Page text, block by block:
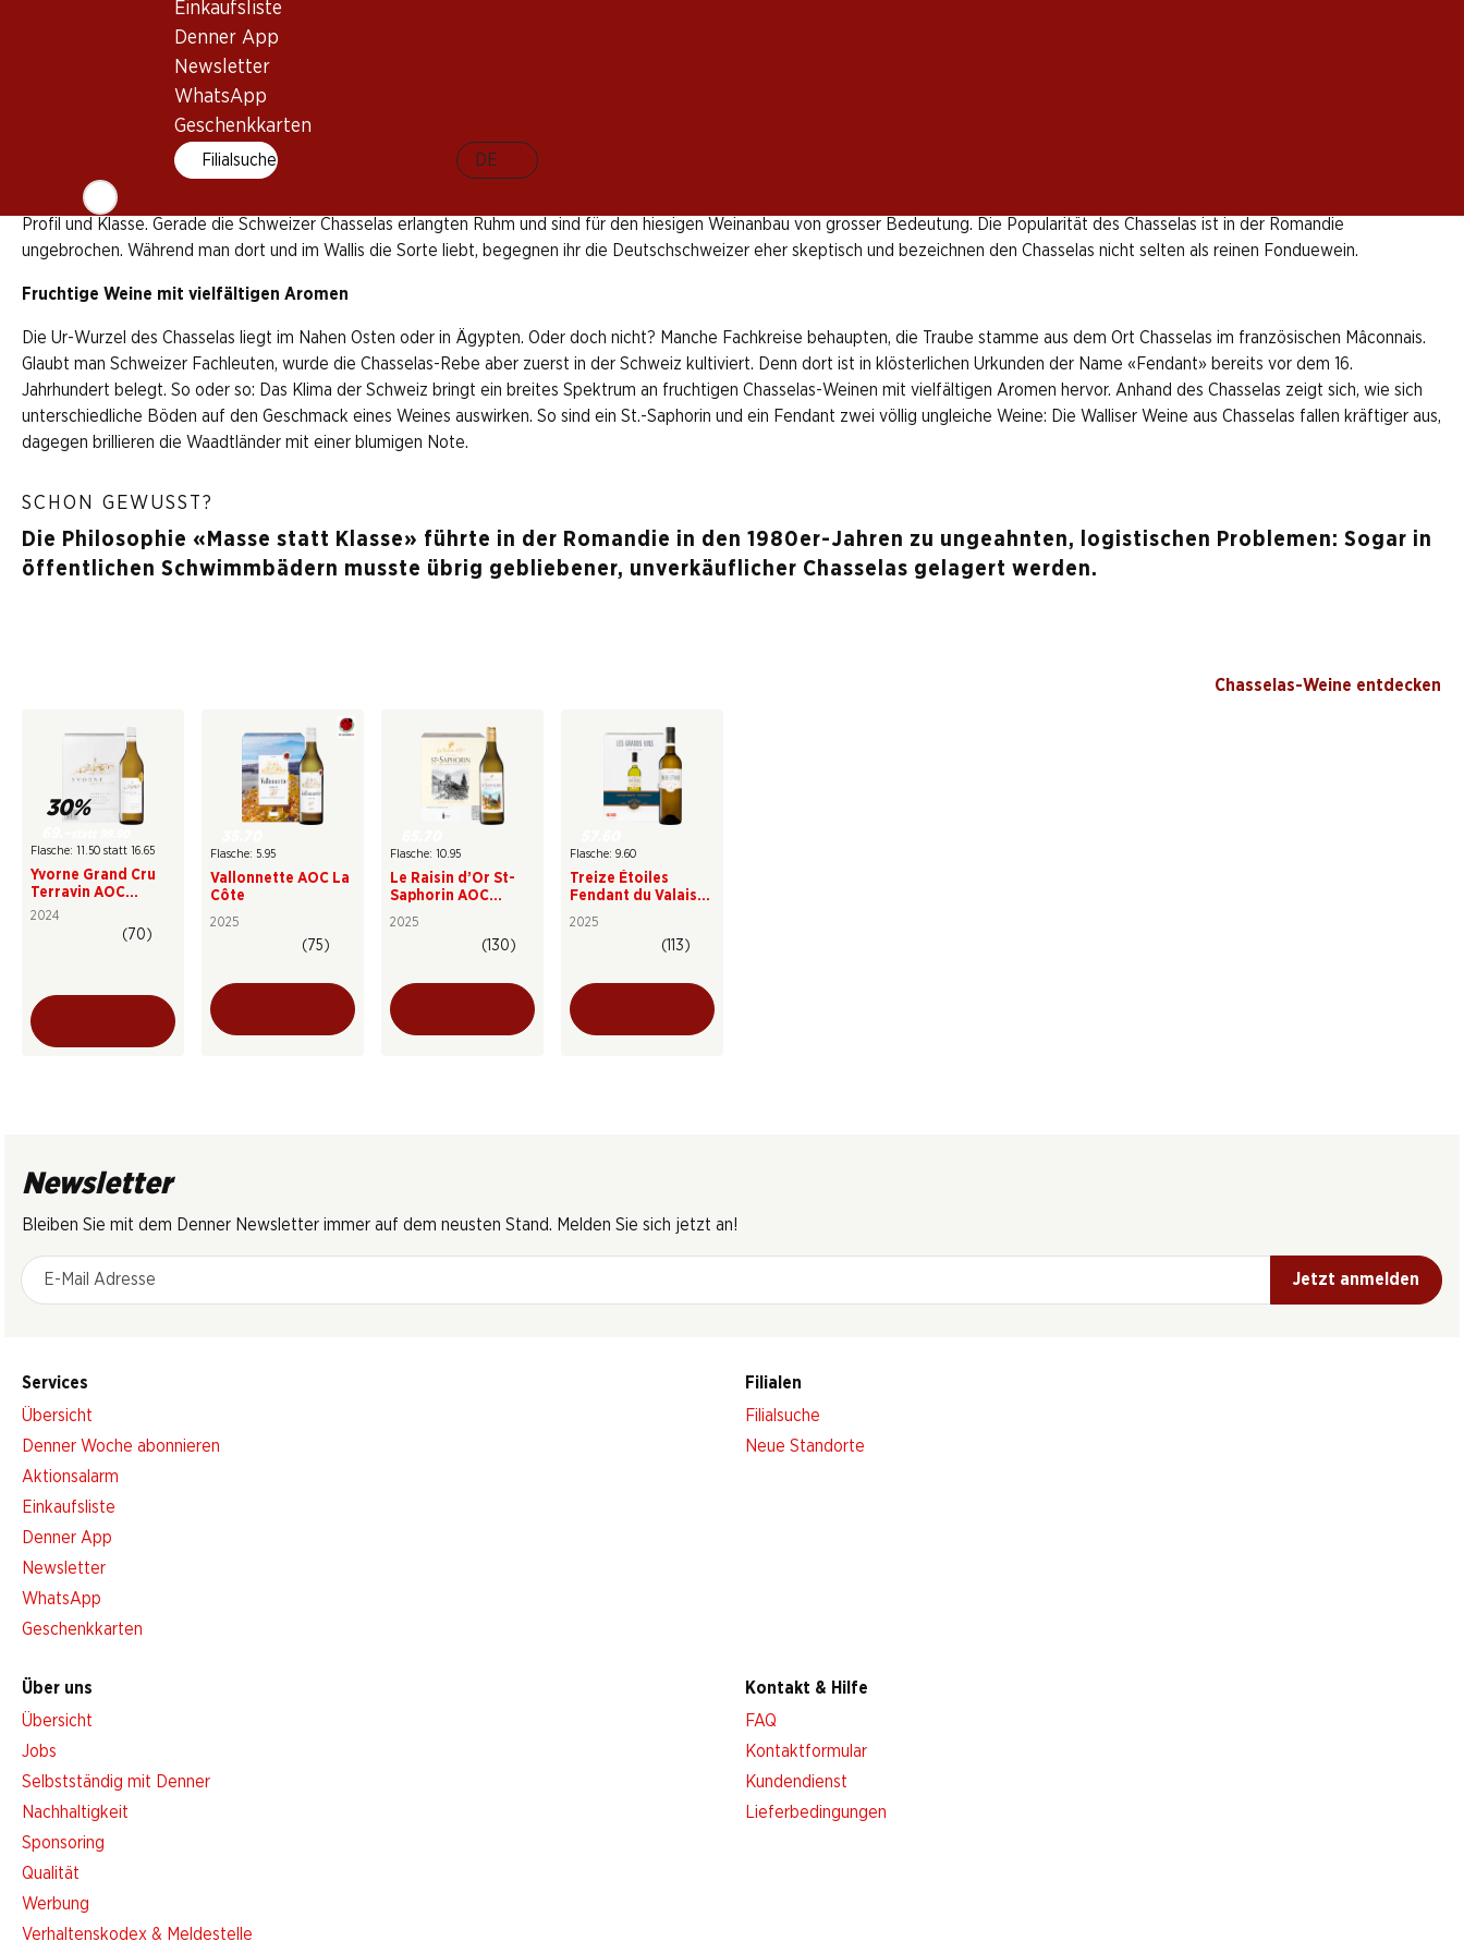
Einkaufsliste
Denner App
Newsletter
WhatsApp
Geschenkkarten
Filialsuche DE
Die Waadtländer Rebberge und der Chasselas sind untrennbar miteinander verbunden. Im Kanton Waadt und weiteren Gebieten der Romandie finden sich die Hauptanbaugebiete des
Chasselas. Hier werden die Weine aber nicht als Chasselas bezeichnet, sondern tragen die Namen der Gemeinden: St.-Saphorin, La Côte, Féchy, Mont-sur-Rolle und viele mehr. Eine Ausnahme
ist der Fendant, der ausschliesslich im Wallis produziert wird und nur dort so genannt werden darf. Ausserhalb der Schweiz wird die Traubensorte – dort auch als «Gutedel» bezeichnet – kaum
Anfang der 1980er-Jahre ertranken das Wallis und die Waadt aufgrund der Überproduktion förmlich im Chasselas. Heute wird zwar immer noch viel Chasselas produziert, aber einer mit viel
Profil und Klasse. Gerade die Schweizer Chasselas erlangten Ruhm und sind für den hiesigen Weinanbau von grosser Bedeutung. Die Popularität des Chasselas ist in der Romandie
ungebrochen. Während man dort und im Wallis die Sorte liebt, begegnen ihr die Deutschschweizer eher skeptisch und bezeichnen den Chasselas nicht selten als reinen Fonduewein.
Fruchtige Weine mit vielfältigen Aromen
Die Ur-Wurzel des Chasselas liegt im Nahen Osten oder in Ägypten. Oder doch nicht? Manche Fachkreise behaupten, die Traube stamme aus dem Ort Chasselas im französischen Mâconnais.
Glaubt man Schweizer Fachleuten, wurde die Chasselas-Rebe aber zuerst in der Schweiz kultiviert. Denn dort ist in klösterlichen Urkunden der Name «Fendant» bereits vor dem 16.
Jahrhundert belegt. So oder so: Das Klima der Schweiz bringt ein breites Spektrum an fruchtigen Chasselas-Weinen mit vielfältigen Aromen hervor. Anhand des Chasselas zeigt sich, wie sich
unterschiedliche Böden auf den Geschmack eines Weines auswirken. So sind ein St.-Saphorin und ein Fendant zwei völlig ungleiche Weine: Die Walliser Weine aus Chasselas fallen kräftiger aus,
dagegen brillieren die Waadtländer mit einer blumigen Note.
SCHON GEWUSST?
Die Philosophie «Masse statt Klasse» führte in der Romandie in den 1980er-Jahren zu ungeahnten, logistischen Problemen: Sogar in
öffentlichen Schwimmbädern musste übrig gebliebener, unverkäuflicher Chasselas gelagert werden.
Chasselas-Weine entdecken
30%
Flasche: 11.50 statt 16.65
Yvorne Grand Cru
Terravin AOC
Chablais
2024
(70)
Flasche: 5.95
Vallonnette AOC La
Côte
2025
(75)
Flasche: 10.95
Le Raisin d’Or St-
Saphorin AOC
Lavaux
2025
(130)
Flasche: 9.60
Treize Étoiles
Fendant du Valais
AOC
2025
(113)
Newsletter
Bleiben Sie mit dem Denner Newsletter immer auf dem neusten Stand. Melden Sie sich jetzt an!
E-Mail Adresse
Jetzt anmelden
Services
Übersicht
Denner Woche abonnieren
Aktionsalarm
Einkaufsliste
Denner App
Newsletter
WhatsApp
Geschenkkarten
Filialen
Filialsuche
Neue Standorte
Über uns
Übersicht
Jobs
Selbstständig mit Denner
Nachhaltigkeit
Sponsoring
Qualität
Werbung
Verhaltenskodex & Meldestelle
Kontakt & Hilfe
FAQ
Kontaktformular
Kundendienst
Lieferbedingungen